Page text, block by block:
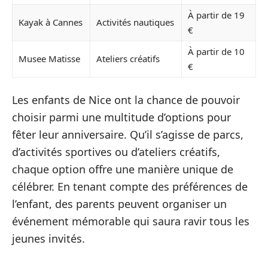
Kayak à Cannes Activités nautiques
À partir de 19
€
Musee Matisse Ateliers créatifs
À partir de 10
€
Les enfants de Nice ont la chance de pouvoir
choisir parmi une multitude d’options pour
fêter leur anniversaire. Qu’il s’agisse de parcs,
d’activités sportives ou d’ateliers créatifs,
chaque option offre une manière unique de
célébrer. En tenant compte des préférences de
l’enfant, des parents peuvent organiser un
événement mémorable qui saura ravir tous les
jeunes invités.